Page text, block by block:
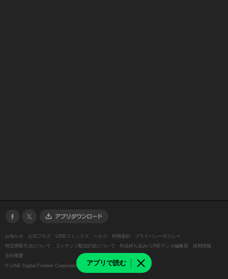
アプリで読む
お知らせ 公式ブログ LINEコミックス ヘルプ 利用規約
プライバシーポリシー
特定商取引法について
コンテンツ配信許諾について 作品持ち込み/ LINEマンガ編集部
採用情報
会社概要
© LINE Digital Frontier Corporation